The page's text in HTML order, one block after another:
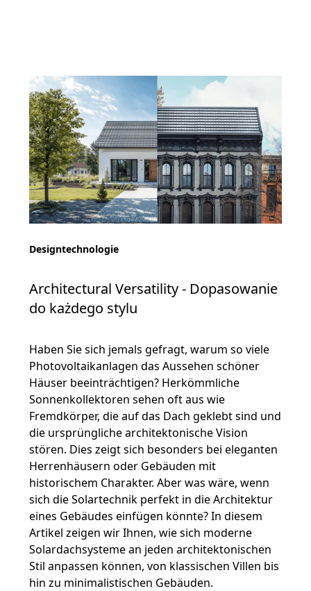
Designtechnologie
Architectural Versatility - Dopasowanie
do każdego stylu
Haben Sie sich jemals gefragt, warum so viele
Photovoltaikanlagen das Aussehen schöner
Häuser beeinträchtigen? Herkömmliche
Sonnenkollektoren sehen oft aus wie
Fremdkörper, die auf das Dach geklebt sind und
die ursprüngliche architektonische Vision
stören. Dies zeigt sich besonders bei eleganten
Herrenhäusern oder Gebäuden mit
historischem Charakter. Aber was wäre, wenn
sich die Solartechnik perfekt in die Architektur
eines Gebäudes einfügen könnte? In diesem
Artikel zeigen wir Ihnen, wie sich moderne
Solardachsysteme an jeden architektonischen
Stil anpassen können, von klassischen Villen bis
hin zu minimalistischen Gebäuden.